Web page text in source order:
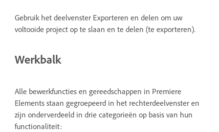
Gebruik het deelvenster Exporteren en delen om uw
voltooide project op te slaan en te delen (te exporteren).
Werkbalk
Alle bewerkfuncties en gereedschappen in Premiere
Elements staan gegroepeerd in het rechterdeelvenster en
zijn onderverdeeld in drie categorieën op basis van hun
functionaliteit: